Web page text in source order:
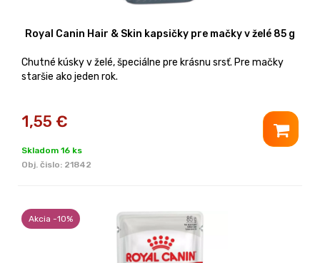
Royal Canin Hair & Skin kapsičky pre mačky v želé 85 g
Chutné kúsky v želé, špeciálne pre krásnu srsť. Pre mačky
staršie ako jeden rok.
1,55 €
Skladom 16 ks
Obj. čislo: 21842
Akcia -10%